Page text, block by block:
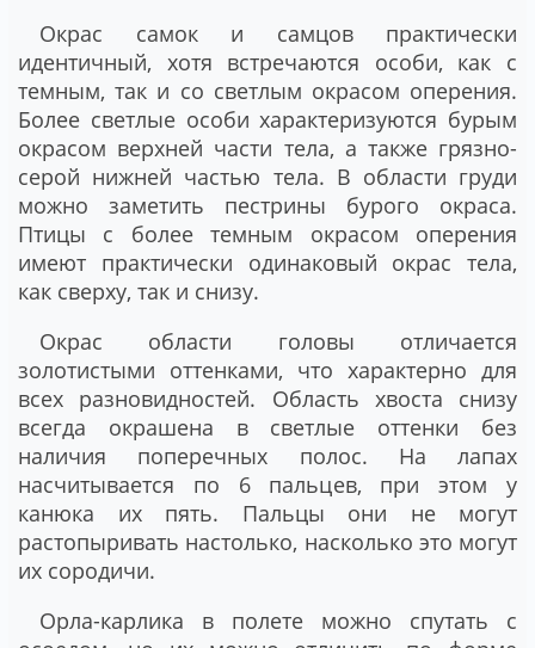
Окрас самок и самцов практически
идентичный, хотя встречаются особи, как с
темным, так и со светлым окрасом оперения.
Более светлые особи характеризуются бурым
окрасом верхней части тела, а также грязно-
серой нижней частью тела. В области груди
можно заметить пестрины бурого окраса.
Птицы с более темным окрасом оперения
имеют практически одинаковый окрас тела,
как сверху, так и снизу.
Окрас области головы отличается
золотистыми оттенками, что характерно для
всех разновидностей. Область хвоста снизу
всегда окрашена в светлые оттенки без
наличия поперечных полос. На лапах
насчитывается по 6 пальцев, при этом у
канюка их пять. Пальцы они не могут
растопыривать настолько, насколько это могут
их сородичи.
Орла-карлика в полете можно спутать с